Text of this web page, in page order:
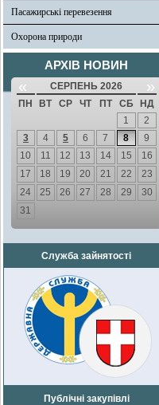
Пасажирські перевезення
Охорона природи
АРХІВ НОВИН
« СЕРПЕНЬ 2026 »
ПН ВТ СР ЧТ ПТ СБ
НД
1
2
3
4 5 6 7 8
9
10
11 12 13 14 15
16
17
18 19 20 21 22
23
24
25 26 27 28 29
30
31
Служба зайнятості
Публічні закупівлі